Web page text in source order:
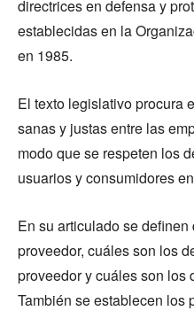
directrices en defensa y
establecidas en la
en 1985.
El texto legislativo procura
sanas y justas entre las
modo que se respeten los
usuarios y consumidores
En su articulado se
proveedor, cuáles son los
proveedor y cuáles son los
También se establecen los